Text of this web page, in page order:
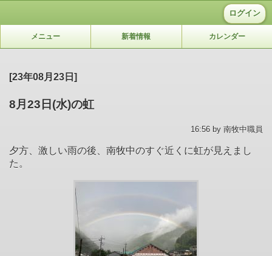
ログイン
メニュー 新着情報 カレンダー
[23年08月23日]
8月23日(水)の虹
16:56 by 南牧中職員
夕方、激しい雨の後、南牧中のすぐ近くに虹が見えまし
た。